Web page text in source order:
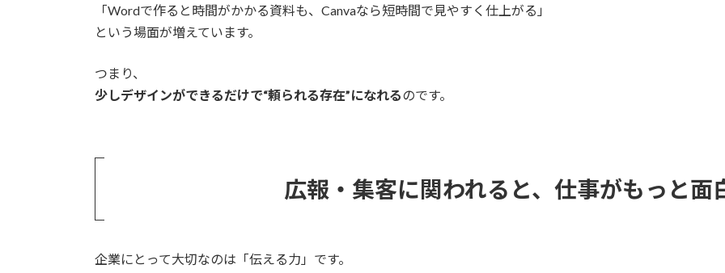
「Wordで作ると時間がかかる資料も、Canvaなら短時間で見やすく仕上がる」
という場面が増えています。
つまり、
少しデザインができるだけで“頼られる存在”になれるのです。
広報・集客に関われると、仕事がもっと面
企業にとって大切なのは「伝える力」です。